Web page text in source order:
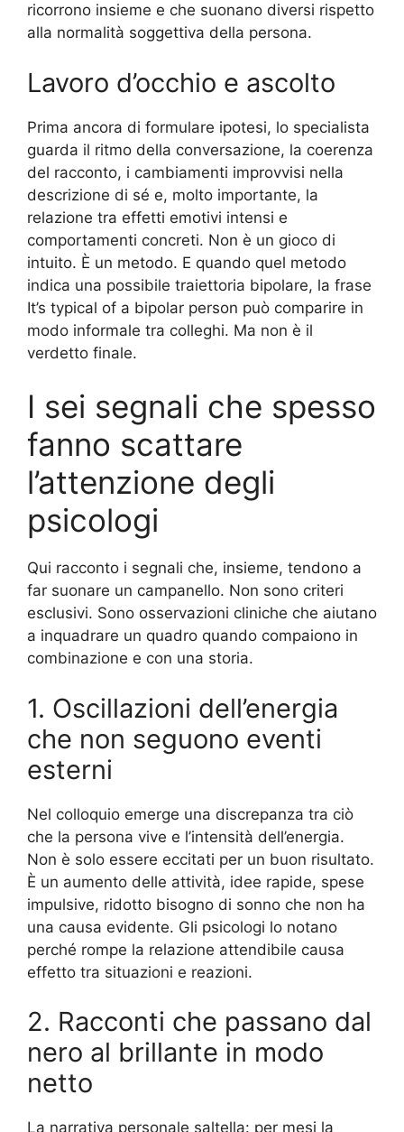
ricorrono insieme e che suonano diversi rispetto
alla normalità soggettiva della persona.
Lavoro d’occhio e ascolto
Prima ancora di formulare ipotesi, lo specialista
guarda il ritmo della conversazione, la coerenza
del racconto, i cambiamenti improvvisi nella
descrizione di sé e, molto importante, la
relazione tra effetti emotivi intensi e
comportamenti concreti. Non è un gioco di
intuito. È un metodo. E quando quel metodo
indica una possibile traiettoria bipolare, la frase
It’s typical of a bipolar person può comparire in
modo informale tra colleghi. Ma non è il
verdetto finale.
I sei segnali che spesso
fanno scattare
l’attenzione degli
psicologi
Qui racconto i segnali che, insieme, tendono a
far suonare un campanello. Non sono criteri
esclusivi. Sono osservazioni cliniche che aiutano
a inquadrare un quadro quando compaiono in
combinazione e con una storia.
1. Oscillazioni dell’energia
che non seguono eventi
esterni
Nel colloquio emerge una discrepanza tra ciò
che la persona vive e l’intensità dell’energia.
Non è solo essere eccitati per un buon risultato.
È un aumento delle attività, idee rapide, spese
impulsive, ridotto bisogno di sonno che non ha
una causa evidente. Gli psicologi lo notano
perché rompe la relazione attendibile causa
effetto tra situazioni e reazioni.
2. Racconti che passano dal
nero al brillante in modo
netto
La narrativa personale saltella: per mesi la